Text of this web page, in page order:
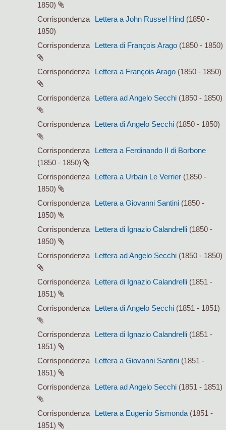
1850)
Corrispondenza
Lettera a John Russel Hind (1850 -
1850)
Corrispondenza
Lettera di François Arago (1850 - 1850)
Corrispondenza Lettera a François Arago (1850 - 1850)
Corrispondenza Lettera ad Angelo Secchi (1850 - 1850)
Corrispondenza Lettera di Angelo Secchi (1850 - 1850)
Corrispondenza
Lettera a Ferdinando II di Borbone
(1850 - 1850)
Corrispondenza
Lettera a Urbain Le Verrier (1850 -
1850)
Corrispondenza
Lettera a Giovanni Santini (1850 -
1850)
Corrispondenza
Lettera di Ignazio Calandrelli (1850 -
1850)
Corrispondenza
Lettera ad Angelo Secchi (1850 - 1850)
Corrispondenza Lettera di Ignazio Calandrelli (1851 -
1851)
Corrispondenza
Lettera di Angelo Secchi (1851 - 1851)
Corrispondenza Lettera di Ignazio Calandrelli (1851 -
1851)
Corrispondenza
Lettera a Giovanni Santini (1851 -
1851)
Corrispondenza
Lettera ad Angelo Secchi (1851 - 1851)
Corrispondenza Lettera a Eugenio Sismonda (1851 -
1851)